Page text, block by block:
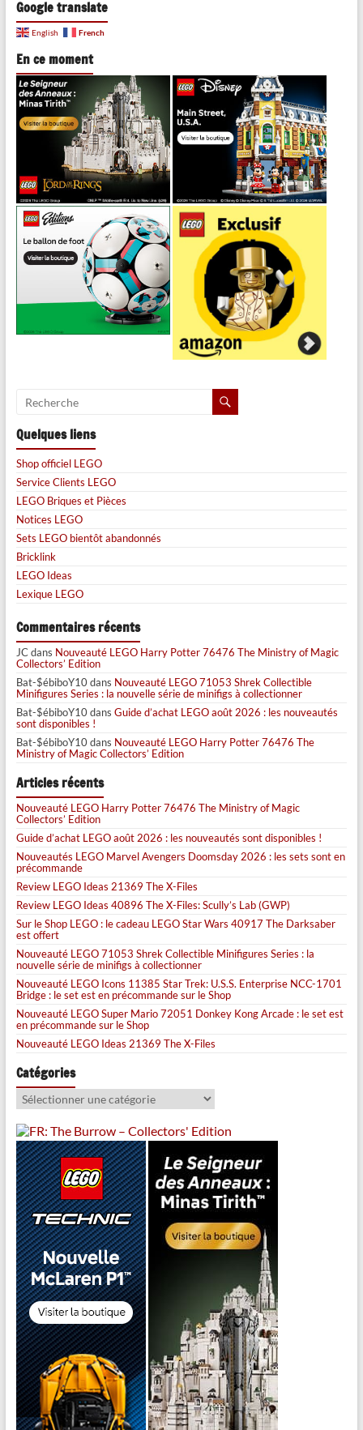
Google translate
English French
En ce moment
Quelques liens
Shop officiel LEGO
Service Clients LEGO
LEGO Briques et Pièces
Notices LEGO
Sets LEGO bientôt abandonnés
Bricklink
LEGO Ideas
Lexique LEGO
Commentaires récents
JCdans Nouveauté LEGO Harry Potter 76476 The Ministry of Magic
Collectors’ Edition
Bat-$ébiboY10dans Nouveauté LEGO 71053 Shrek Collectible
Minifigures Series : la nouvelle série de minifigs à collectionner
Bat-$ébiboY10dans Guide d’achat LEGO août 2026 : les nouveautés
sont disponibles !
Bat-$ébiboY10dans Nouveauté LEGO Harry Potter 76476 The
Ministry of Magic Collectors’ Edition
Articles récents
Nouveauté LEGO Harry Potter 76476 The Ministry of Magic
Collectors’ Edition
Guide d’achat LEGO août 2026 : les nouveautés sont disponibles !
Nouveautés LEGO Marvel Avengers Doomsday 2026 : les sets sont en
précommande
Review LEGO Ideas 21369 The X-Files
Review LEGO Ideas 40896 The X-Files: Scully’s Lab (GWP)
Sur le Shop LEGO : le cadeau LEGO Star Wars 40917 The Darksaber
est offert
Nouveauté LEGO 71053 Shrek Collectible Minifigures Series : la
nouvelle série de minifigs à collectionner
Nouveauté LEGO Icons 11385 Star Trek: U.S.S. Enterprise NCC-1701
Bridge : le set est en précommande sur le Shop
Nouveauté LEGO Super Mario 72051 Donkey Kong Arcade : le set est
en précommande sur le Shop
Nouveauté LEGO Ideas 21369 The X-Files
Catégories
Catégories